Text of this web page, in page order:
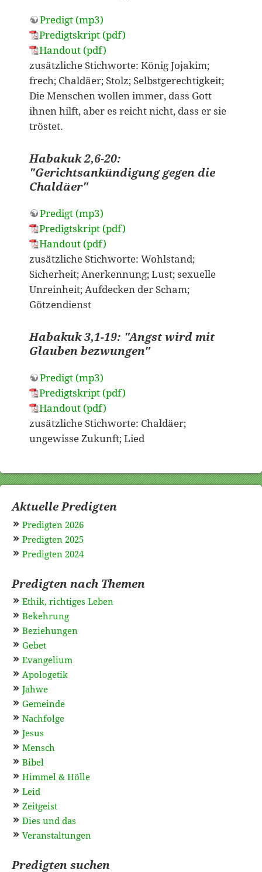
Predigt (mp3)
Predigtskript (pdf)
Handout (pdf)
zusätzliche Stichworte: König Jojakim;
frech; Chaldäer; Stolz; Selbstgerechtigkeit;
Die Menschen wollen immer, dass Gott
ihnen hilft, aber es reicht nicht, dass er sie
tröstet.
Habakuk 2,6-20:
"Gerichtsankündigung gegen die
Chaldäer"
Predigt (mp3)
Predigtskript (pdf)
Handout (pdf)
zusätzliche Stichworte: Wohlstand;
Sicherheit; Anerkennung; Lust; sexuelle
Unreinheit; Aufdecken der Scham;
Götzendienst
Habakuk 3,1-19: "Angst wird mit
Glauben bezwungen"
Predigt (mp3)
Predigtskript (pdf)
Handout (pdf)
zusätzliche Stichworte: Chaldäer;
ungewisse Zukunft; Lied
Aktuelle Predigten
Predigten 2026
Predigten 2025
Predigten 2024
Predigten nach Themen
Ethik, richtiges Leben
Bekehrung
Beziehungen
Gebet
Evangelium
Apologetik
Jahwe
Gemeinde
Nachfolge
Jesus
Mensch
Bibel
Himmel & Hölle
Leid
Zeitgeist
Dies und das
Veranstaltungen
Predigten suchen